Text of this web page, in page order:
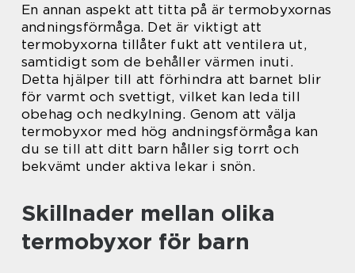
En annan aspekt att titta på är termobyxornas
andningsförmåga. Det är viktigt att
termobyxorna tillåter fukt att ventilera ut,
samtidigt som de behåller värmen inuti.
Detta hjälper till att förhindra att barnet blir
för varmt och svettigt, vilket kan leda till
obehag och nedkylning. Genom att välja
termobyxor med hög andningsförmåga kan
du se till att ditt barn håller sig torrt och
bekvämt under aktiva lekar i snön.
Skillnader mellan olika
termobyxor för barn